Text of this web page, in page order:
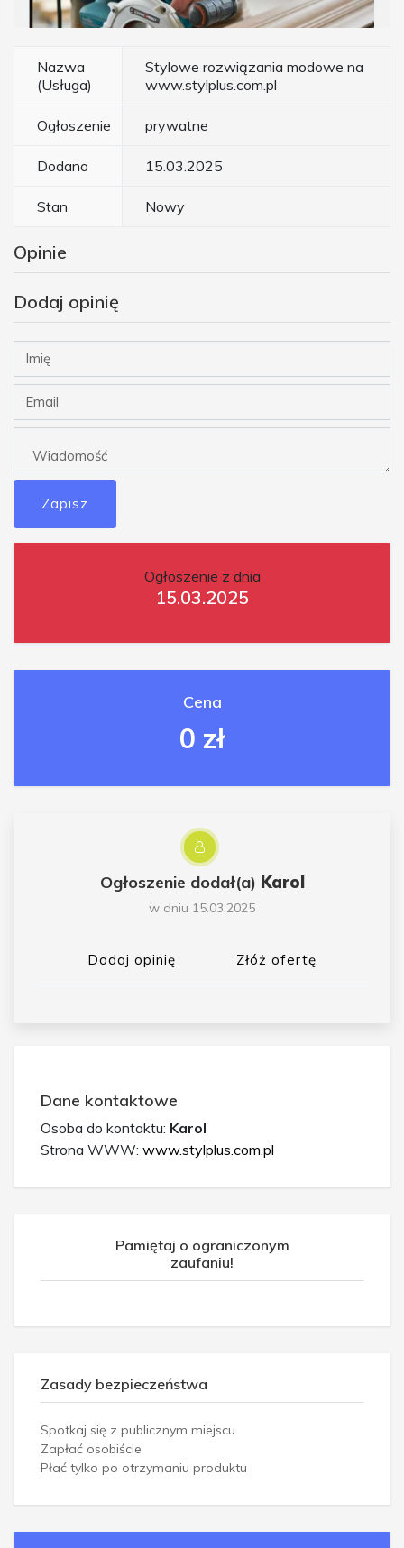
Nazwa
(Usługa)
Stylowe rozwiązania modowe na
www.stylplus.com.pl
Ogłoszenie prywatne
Dodano 15.03.2025
Stan Nowy
Opinie
Dodaj opinię
Zapisz
Ogłoszenie z dnia
15.03.2025
Cena
0 zł
Ogłoszenie dodał(a) Karol
w dniu 15.03.2025
Dodaj opinię Złóż ofertę
Dane kontaktowe
Osoba do kontaktu: Karol
Strona WWW: www.stylplus.com.pl
Pamiętaj o ograniczonym
zaufaniu!
Zasady bezpieczeństwa
Spotkaj się z publicznym miejscu
Zapłać osobiście
Płać tylko po otrzymaniu produktu